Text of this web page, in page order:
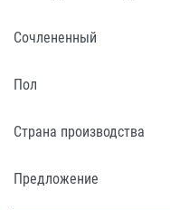
Сочлененный
Пол
Страна производства
Предложение